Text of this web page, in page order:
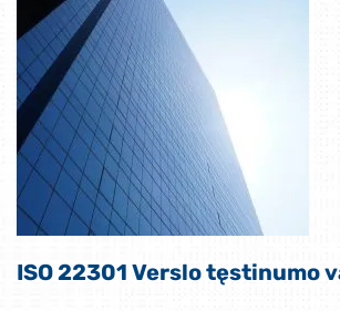
ISO 22301 Verslo tęstinumo